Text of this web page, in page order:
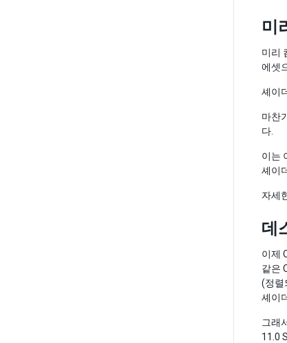
미
미리
에셋
셰이
마찬
다.
이는
셰이
자세
데
이제
같은
(정렬
셰이
그래
11.0